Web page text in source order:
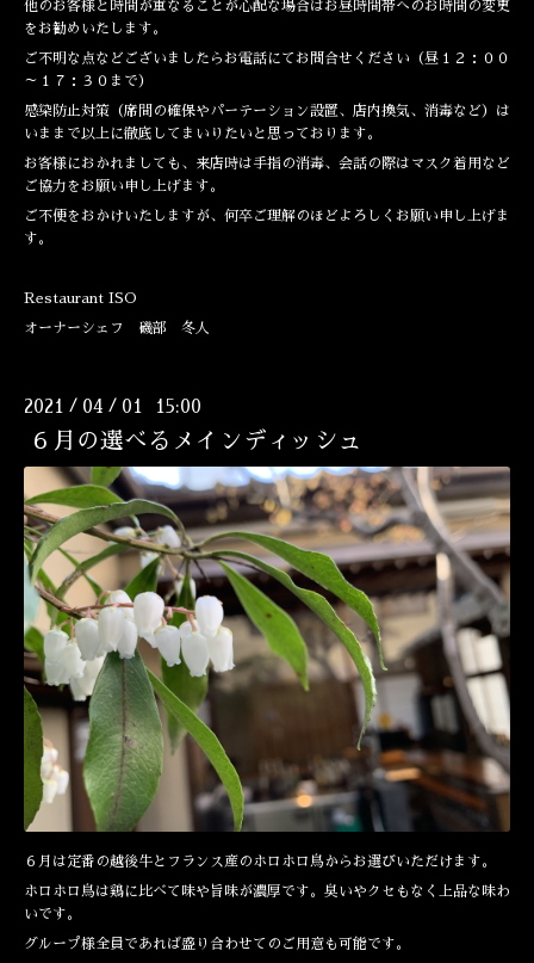
他のお客様と時間が重なることが心配な場合はお昼時間帯へのお時間の変更
をお勧めいたします。
ご不明な点などございましたらお電話にてお問合せください（昼１２：００
～１７：３０まで）
感染防止対策（席間の確保やパーテーション設置、店内換気、消毒など）は
いままで以上に徹底してまいりたいと思っております。
お客様におかれましても、来店時は手指の消毒、会話の際はマスク着用など
ご協力をお願い申し上げます。
ご不便をおかけいたしますが、何卒ご理解のほどよろしくお願い申し上げま
す。
Restaurant ISO
オーナーシェフ 磯部 冬人
2021 / 04 / 01 15:00
６月の選べるメインディッシュ
６月は定番の越後牛とフランス産のホロホロ鳥からお選びいただけます。
ホロホロ鳥は鶏に比べて味や旨味が濃厚です。臭いやクセもなく上品な味わ
いです。
グループ様全員であれば盛り合わせてのご用意も可能です。